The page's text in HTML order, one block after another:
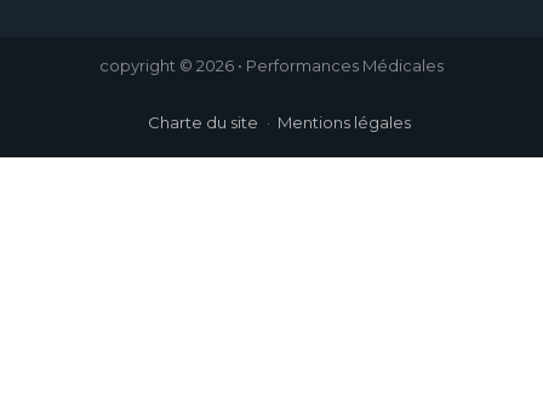
copyright © 2026 • Performances Médicales
Charte du site Mentions légales